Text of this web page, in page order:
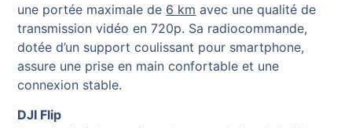
une portée maximale de 6 km avec une qualité de
transmission vidéo en 720p. Sa radiocommande,
dotée d’un support coulissant pour smartphone,
assure une prise en main confortable et une
connexion stable.
DJI Flip